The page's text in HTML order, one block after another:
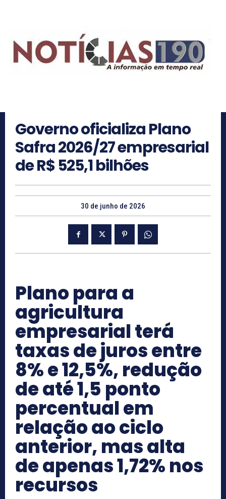
Governo oficializa Plano
Safra 2026/27 empresarial
de R$ 525,1 bilhões
30 de junho de 2026
Plano para a
agricultura
empresarial terá
taxas de juros entre
8% e 12,5%, redução
de até 1,5 ponto
percentual em
relação ao ciclo
anterior, mas alta
de apenas 1,72% nos
recursos